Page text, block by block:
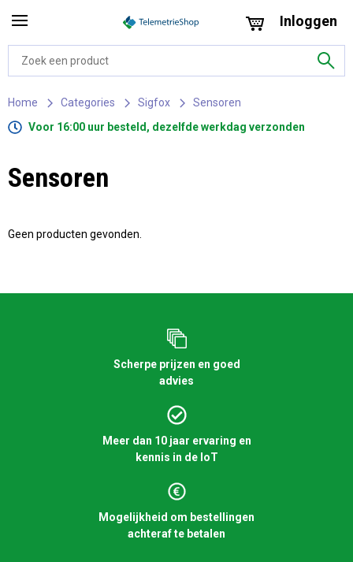
Inloggen
Home Categories Sigfox
Sensoren
Voor 16:00 uur besteld, dezelfde werkdag verzonden
Sensoren
Geen producten gevonden.
Scherpe prijzen en goed
advies
Meer dan 10 jaar ervaring en
kennis in de IoT
Mogelijkheid om bestellingen
achteraf te betalen